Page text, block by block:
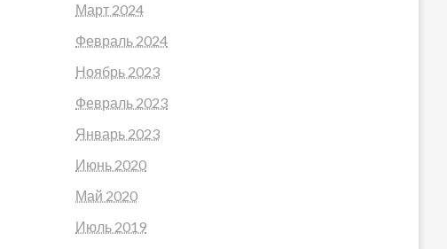
Март 2024
Февраль 2024
Ноябрь 2023
Февраль 2023
Январь 2023
Июнь 2020
Май 2020
Июль 2019